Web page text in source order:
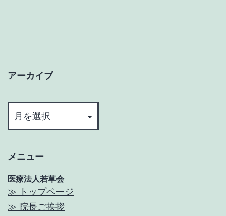
ン
アーカイブ
カ
ブ
メニュー
医療法人若草会
≫ トップページ
≫ 院長ご挨拶